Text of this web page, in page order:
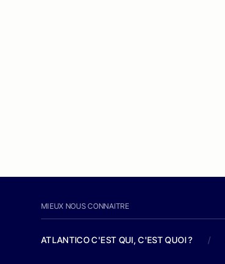
MIEUX NOUS CONNAITRE
ATLANTICO C'EST QUI, C'EST QUOI ? /